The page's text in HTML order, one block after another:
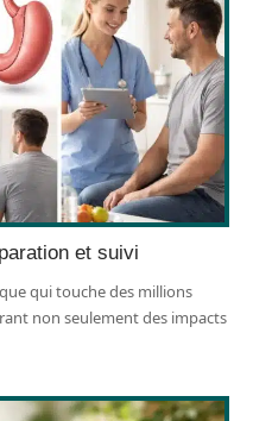
et suivi
qui touche des millions
non seulement des impacts